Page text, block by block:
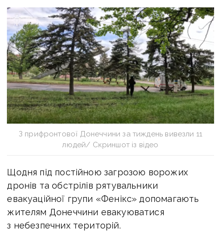
З прифронтової Донеччини за тиждень вивезли 11
людей/ Скриншот із відео
Щодня під постійною загрозою ворожих
дронів та обстрілів рятувальники
евакуаційної групи «Фенікс» допомагають
жителям Донеччини евакуюватися
з небезпечних територій.